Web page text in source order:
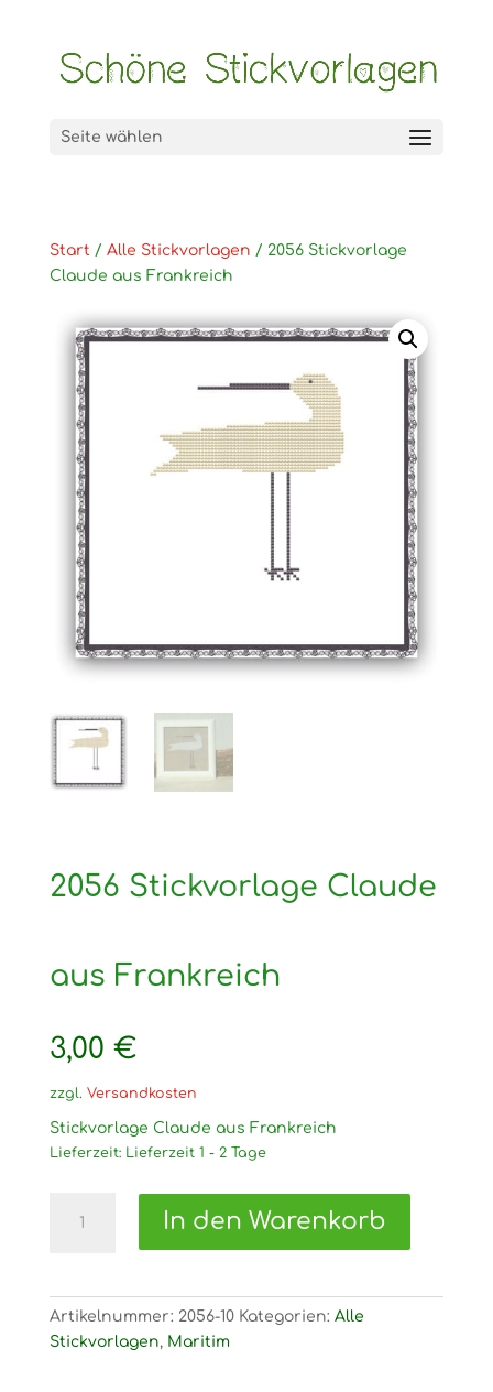
Seite wählen
Start / Alle Stickvorlagen / 2056 Stickvorlage
Claude aus Frankreich
2056 Stickvorlage Claude
aus Frankreich
3,00 €
zzgl. Versandkosten
Stickvorlage Claude aus Frankreich
Lieferzeit: Lieferzeit 1 - 2 Tage
Stickvorlage
Frankreich
Menge
In den Warenkorb
Artikelnummer: 2056-10 Kategorien: Alle
Stickvorlagen, Maritim